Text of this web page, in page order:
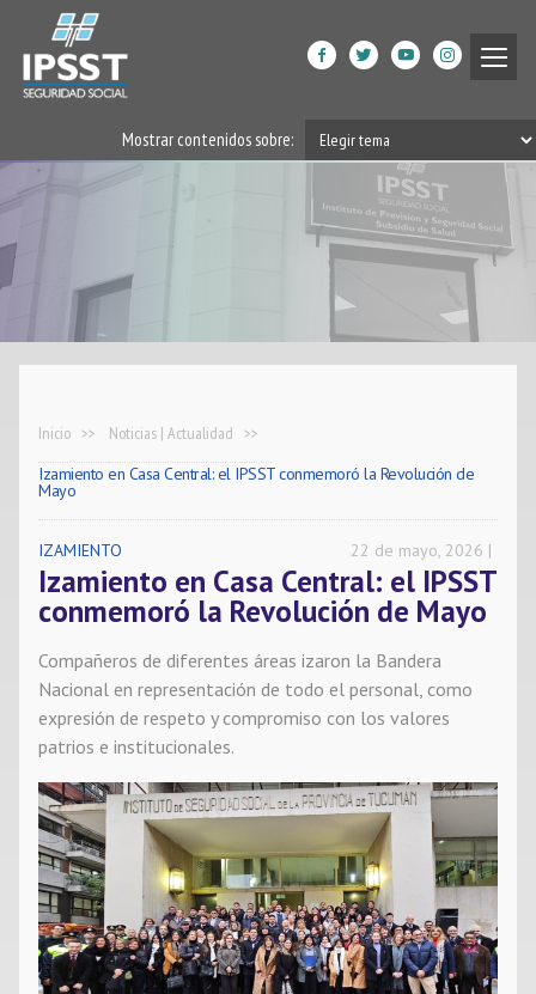
Institucional
Prestaciones de Salud
Acción Social
Beneficiarios
DPGRM Centro de Calidad
de Vida
Filiales
Noticias
Mostrar contenidos sobre:
Inicio
Noticias | Actualidad
Izamiento en Casa Central: el IPSST conmemoró la Revolución de
Mayo
22 de mayo, 2026
IZAMIENTO
Izamiento en Casa Central: el IPSST
conmemoró la Revolución de Mayo
Compañeros de diferentes áreas izaron la Bandera
Nacional en representación de todo el personal, como
expresión de respeto y compromiso con los valores
patrios e institucionales.